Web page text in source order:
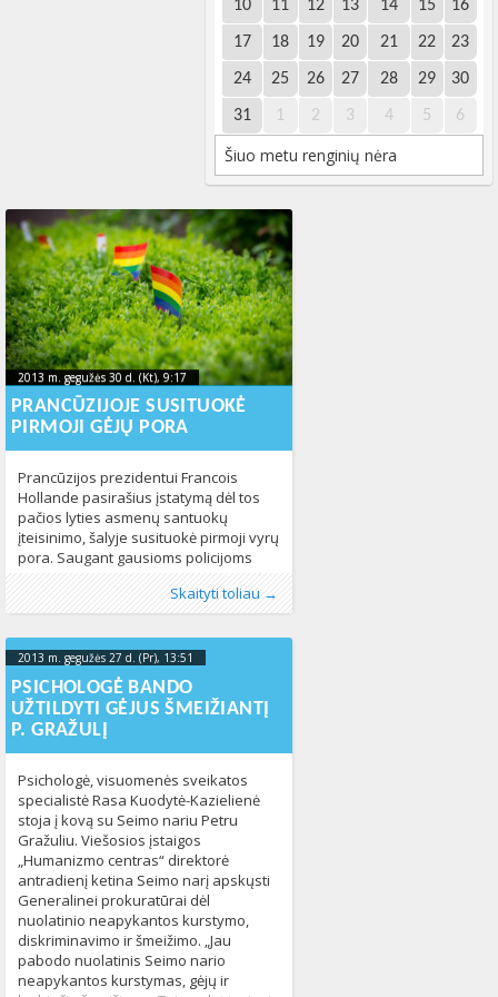
10 11 12 13 14 15 16
17 18 19 20 21 22 23
24 25 26 27 28 29 30
31 1 2 3 4 5 6
Šiuo metu renginių nėra
2013 m. gegužės 30 d. (Kt), 9:17
2023-10-10T11:17:46+00:00
2013 m. gegužės 30 d. (Kt), 9:17
2023-10-
10T11:17:46+00:00
PRANCŪZIJOJE SUSITUOKĖ
PIRMOJI GĖJŲ PORA
Prancūzijos prezidentui Francois
Hollande pasirašius įstatymą dėl tos
pačios lyties asmenų santuokų
įteisinimo, šalyje susituokė pirmoji vyrų
pora. Saugant gausioms policijoms
pajėgoms Monpeljė susituokė
Vincentas Austinas ir Bruno Boileau,
informuoja BBC. Prezidentas F.
Hollande‘as įspėjo, jog netoleruos
ceremonijos trikdžių. Naujas įstatymas
sulaukė įvairių reakcijų, kilo aršių
protestų. Katalikų bažnyčia,
konservatyvi opozicija ir visi,
pasisakantieji prieš
Skaityti toliau →
Publikavo:Aliona, LGL
Kategorijos:LGBT pasaulyje,Naujienos,
Pasaulyje347
Žymos:LGBT,Prancūzija,santuoka344
2013 m. gegužės 27 d. (Pr), 13:51
PSICHOLOGĖ BANDO
UŽTILDYTI GĖJUS ŠMEIŽIANTĮ
P. GRAŽULĮ
Psichologė, visuomenės sveikatos
specialistė Rasa Kuodytė-Kazielienė
stoja į kovą su Seimo nariu Petru
Gražuliu. Viešosios įstaigos
„Humanizmo centras“ direktorė
antradienį ketina Seimo narį apskųsti
Generalinei prokuratūrai dėl
nuolatinio neapykantos kurstymo,
diskriminavimo ir šmeižimo. „Jau
pabodo nuolatinis Seimo nario
neapykantos kurstymas, gėjų ir